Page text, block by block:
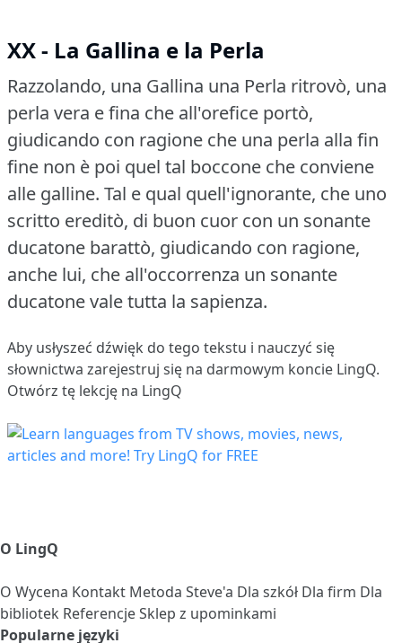
XX - La Gallina e la Perla
Razzolando, una Gallina una Perla ritrovò, una
perla vera e fina che all'orefice portò,
giudicando con ragione che una perla alla fin
fine non è poi quel tal boccone che conviene
alle galline. Tal e qual quell'ignorante, che uno
scritto ereditò, di buon cuor con un sonante
ducatone barattò, giudicando con ragione,
anche lui, che all'occorrenza un sonante
ducatone vale tutta la sapienza.
Aby usłyszeć dźwięk do tego tekstu i nauczyć się
słownictwa zarejestruj się na darmowym koncie LingQ.
Otwórz tę lekcję na LingQ
O LingQ
O Wycena Kontakt Metoda Steve'a Dla szkół Dla firm Dla
bibliotek ReferencjeSklep z upominkami
Popularne języki